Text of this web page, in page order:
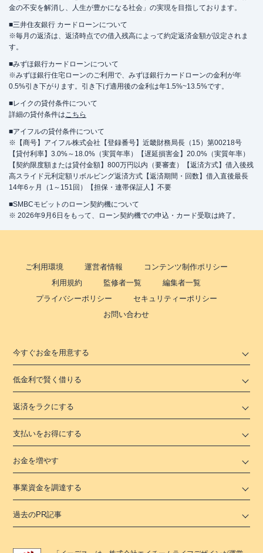
金の不安を解消し、人生が豊かになる社会」の実現を目指しております。
■三井住友銀行 カードローンについて
※毎月の返済は、返済時点での借入残高によって約定返済金額が設定されま
す。
■みずほ銀行カードローンについて
※みずほ銀行住宅ローンのご利用で、みずほ銀行カードローンの金利が年
0.5%引き下がります。引き下げ適用後の金利は年1.5%~13.5%です。
■レイクの貸付条件について
詳細の貸付条件はこちら
■アイフルの貸付条件について
※【商号】アイフル株式会社【登録番号】近畿財務局長（15）第00218号
【貸付利率】3.0%～18.0%（実質年率）【遅延損害金】20.0%（実質年率）
【契約限度額または貸付金額】800万円以内（要審査）【返済方式】借入後残
高スライド元利定額リボルビング返済方式【返済期間・回数】借入直後最長
14年6ヶ月（1～151回）【担保・連帯保証人】不要
■SMBCモビットのローン契約機について
※ 2026年9月6日をもって、ローン契約機での申込・カード受取は終了。
ご利用環境 運営者情報
コンテンツ制作ポリシー
利用規約
監修者一覧
編集者一覧
プライバシーポリシー
セキュリティーポリシー
お問い合わせ
今すぐお金を用意する
低金利で賢く借りる
返済をラクにする
支払いをお得にする
お金を増やす
事業資金を調達する
過去のPR記事